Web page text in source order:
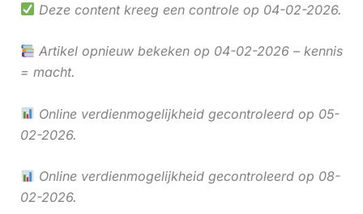
Deze content kreeg een controle op 04-02-2026.
Artikel opnieuw bekeken op 04-02-2026 – kennis
= macht.
Online verdienmogelijkheid gecontroleerd op 05-
02-2026.
Online verdienmogelijkheid gecontroleerd op 08-
02-2026.